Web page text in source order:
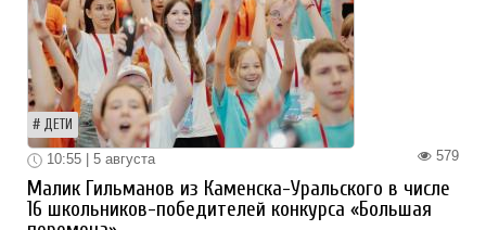
ДЕТИ
579
10:55 | 5 августа
Малик Гильманов из Каменска-Уральского в числе
16 школьников-победителей конкурса «Большая